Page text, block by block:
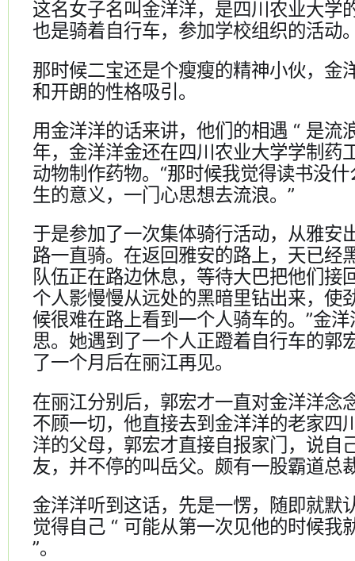
这名女子名叫金洋洋，是四川农业大学
也是骑着自行车，参加学校组织的活动
那时候二宝还是个瘦瘦的精神小伙，金
和开朗的性格吸引。
用金洋洋的话来讲，他们的相遇 “ 是流
年，金洋洋金还在四川农业大学学制药
动物制作药物。“那时候我觉得读书没
生的意义，一门心思想去流浪。”
于是参加了一次集体骑行活动，从雅安
路一直骑。在返回雅安的路上，天已经
队伍正在路边休息，等待大巴把他们接
个人影慢慢从远处的黑暗里钻出来，使
候很难在路上看到一个人骑车的。”金
思。她遇到了一个人正蹬着自行车的郭
了一个月后在丽江再见。
在丽江分别后，郭宏才一直对金洋洋念
不顾一切，他直接去到金洋洋的老家四
洋的父母，郭宏才直接自报家门，说自
友，并不停的叫岳父。颇有一股霸道总
金洋洋听到这话，先是一愣，随即就默
觉得自己 “ 可能从第一次见他的时候我
”。